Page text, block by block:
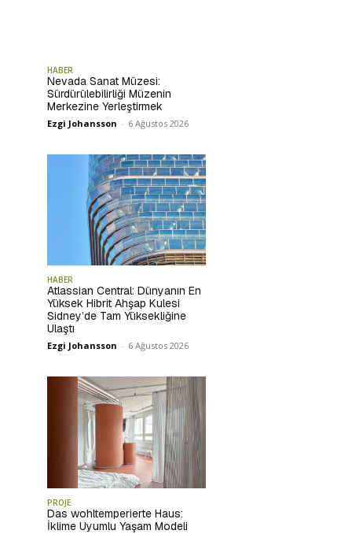
HABER
Nevada Sanat Müzesi:
Sürdürülebilirliği Müzenin
Merkezine Yerleştirmek
Ezgi Johansson - 6 Ağustos 2026
HABER
Atlassian Central: Dünyanın En
Yüksek Hibrit Ahşap Kulesi
Sidney’de Tam Yüksekliğine
Ulaştı
Ezgi Johansson - 6 Ağustos 2026
PROJE
Das wohltemperierte Haus:
İklime Uyumlu Yaşam Modeli